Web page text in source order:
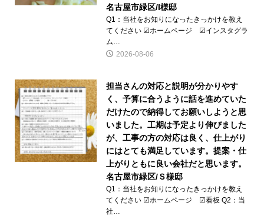
名古屋市緑区/I様邸
Q1：当社をお知りになったきっかけを教え
てください ☑ホームページ ☑インスタグラ
ム…
2026-08-06
担当さんの対応と説明が分かりやす
く、予算に合うように話を進めていた
だけたので納得してお願いしようと思
いました。工期は予定より伸びました
が、工事の方の対応は良く、仕上がり
にはとても満足しています。提案・仕
上がりともに良い会社だと思います。
名古屋市緑区/Ｓ様邸
Q1：当社をお知りになったきっかけを教え
てください ☑ホームページ ☑看板 Q2：当
社…